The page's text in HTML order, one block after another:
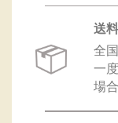
送料
全
一
場